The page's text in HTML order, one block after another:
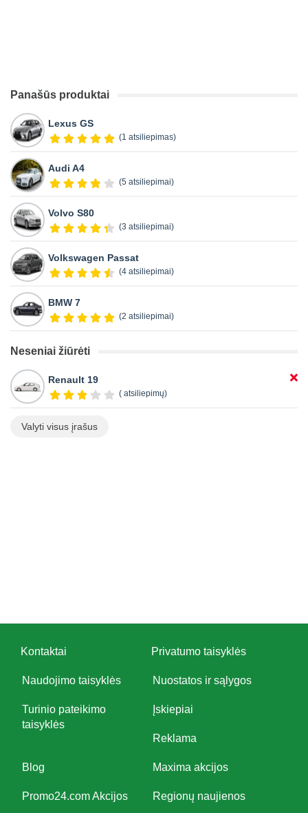
Panašūs produktai
Lexus GS
(1 atsiliepimas)
Audi A4
(5 atsiliepimai)
Volvo S80
(3 atsiliepimai)
Volkswagen Passat
(4 atsiliepimai)
BMW 7
(2 atsiliepimai)
Neseniai žiūrėti
Renault 19
( atsiliepimų)
Valyti visus įrašus
Kontaktai Privatumo taisyklės
Naudojimo taisyklės Nuostatos ir sąlygos
Turinio pateikimo
taisyklės
Įskiepiai
Reklama
Blog Maxima akcijos
Promo24.com Akcijos Regionų naujienos